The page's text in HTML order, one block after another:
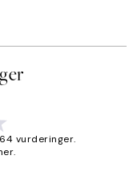
vurderinger.